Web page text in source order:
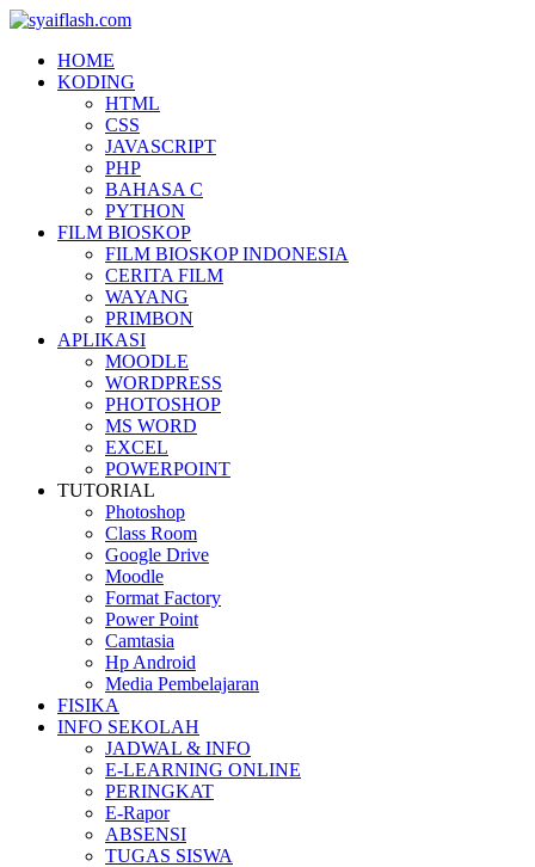
HOME
KODING
HTML
CSS
JAVASCRIPT
PHP
BAHASA C
PYTHON
FILM BIOSKOP
FILM BIOSKOP INDONESIA
CERITA FILM
WAYANG
PRIMBON
APLIKASI
MOODLE
WORDPRESS
PHOTOSHOP
MS WORD
EXCEL
POWERPOINT
TUTORIAL
Photoshop
Class Room
Google Drive
Moodle
Format Factory
Power Point
Camtasia
Hp Android
Media Pembelajaran
FISIKA
INFO SEKOLAH
JADWAL & INFO
E-LEARNING ONLINE
PERINGKAT
E-Rapor
ABSENSI
TUGAS SISWA